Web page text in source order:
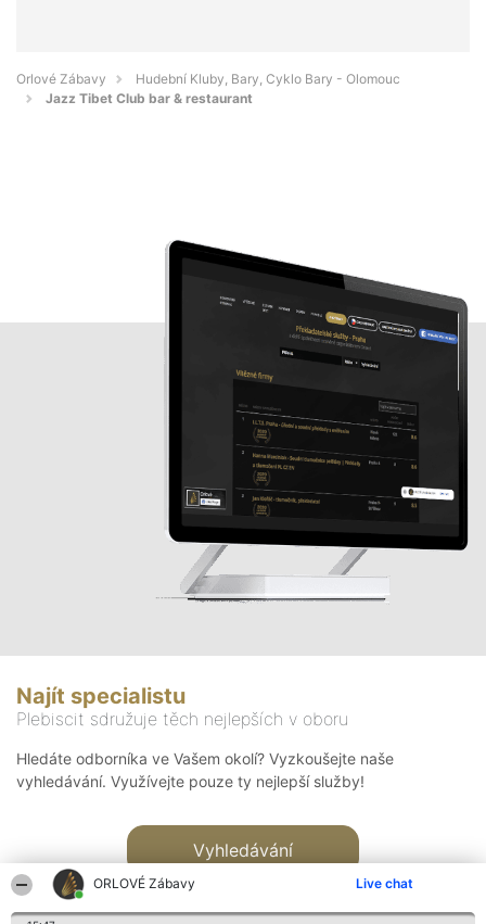
ORLOVÉ Zábavy Live chat
Orlové Zábavy
Hudební Kluby, Bary, Cyklo Bary - Olomouc
Jazz Tibet Club bar & restaurant
Najít specialistu
Plebiscit sdružuje těch nejlepších v oboru
Hledáte odborníka ve Vašem okolí? Vyzkoušejte naše
vyhledávání. Využívejte pouze ty nejlepší služby!
Vyhledávání